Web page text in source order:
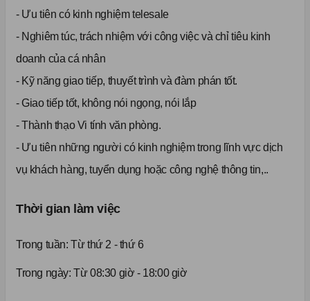
- Ưu tiên có kinh nghiệm telesale
- Nghiêm túc, trách nhiệm với công việc và chỉ tiêu kinh
doanh của cá nhân
- Kỹ năng giao tiếp, thuyết trình và đàm phán tốt.
- Giao tiếp tốt, không nói ngọng, nói lắp
- Thành thạo Vi tính văn phòng.
- Ưu tiên những người có kinh nghiệm trong lĩnh vực dịch
vụ khách hàng, tuyển dụng hoặc công nghệ thông tin,..
Thời gian làm việc
Trong tuần:Từ thứ 2 - thứ 6
Trong ngày: Từ 08:30 giờ - 18:00 giờ